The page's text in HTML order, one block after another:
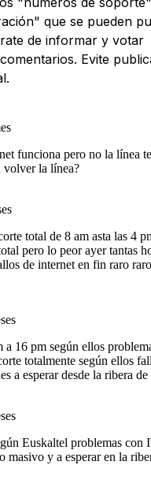
que se pueden
de informar y votar
Evite